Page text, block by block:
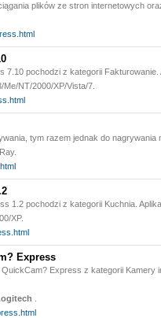
plików ze stron internetowych
7.10 pochodzi z kategorii Fakturowanie.
NT/2000/XP/Vista/7.
tym razem jednak do nagrywania
1.2 pochodzi z kategorii Kuchnia.
XP.
Express
Express z kategorii Kamery